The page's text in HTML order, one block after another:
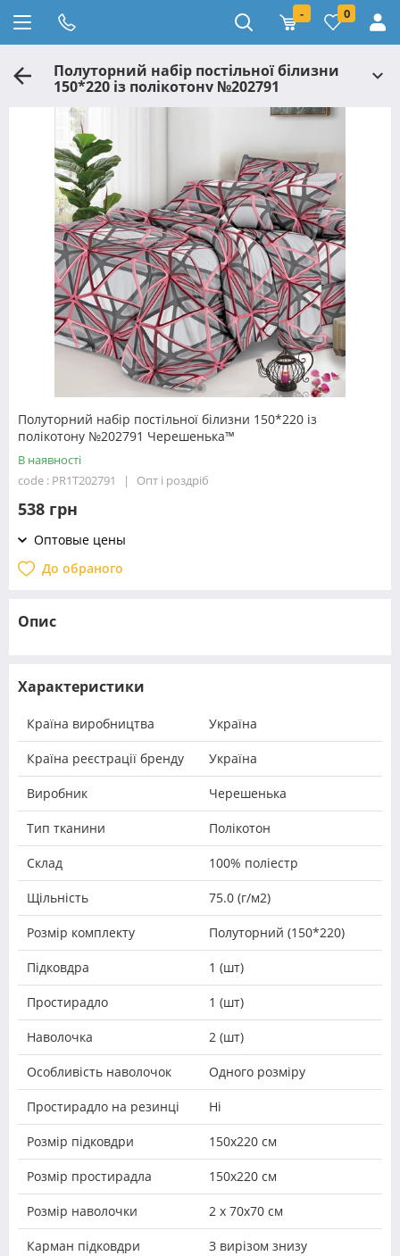
- 0
Полуторний набір постільної білизни
150*220 із полікотону №202791
Черешенька™
Полуторний набір постільної білизни 150*220 із
полікотону №202791 Черешенька™
В наявності
code : PR1T202791
Опт і роздріб
538 грн
Оптовые цены
До обраного
Опис
Характеристики
Країна виробництва Україна
Країна реєстрації бренду Україна
Виробник Черешенька
Тип тканини Полікотон
Склад 100% поліестр
Щільність 75.0 (г/м2)
Розмір комплекту Полуторний (150*220)
Підковдра 1 (шт)
Простирадло 1 (шт)
Наволочка 2 (шт)
Особливість наволочок Одного розміру
Простирадло на резинці Ні
Розмір підковдри 150х220 см
Розмір простирадла 150х220 см
Розмір наволочки 2 х 70х70 см
Карман підковдри З вирізом знизу